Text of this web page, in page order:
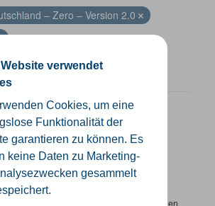
Website verwendet
Cookies, um eine
Funktionalität der
garantieren zu können. Es
keine Daten zu Marketing-
gesammelt
– Zero – Version 2.0
im Kreis Gütersloh
SHP
Datensätze? Wenden Sie sich bitte an einen